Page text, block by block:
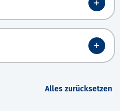
Alles zurücksetzen